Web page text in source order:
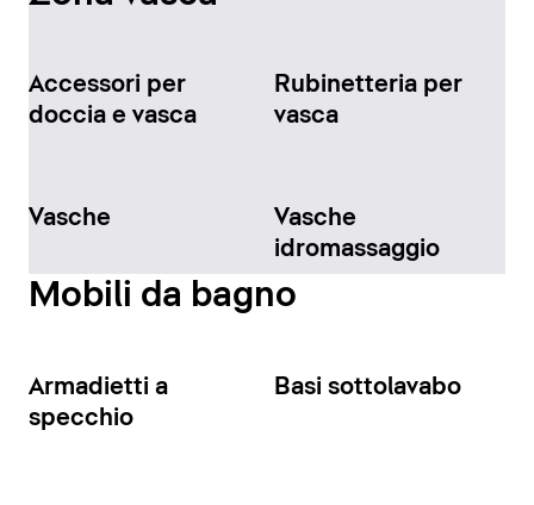
Accessori per
doccia e vasca
Rubinetteria per
vasca
Vasche
Vasche
idromassaggio
Mobili da bagno
Armadietti a
specchio
Basi sottolavabo